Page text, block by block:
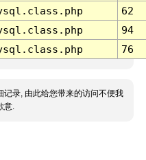
62
94
76
记录, 由此给您带来的访问不便我
意.